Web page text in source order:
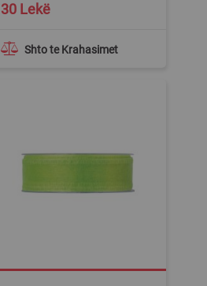
Shto te Krahasimet
30 Lekë